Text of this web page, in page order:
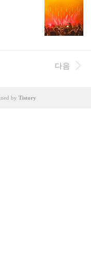
이도 삿
러리(M
다. 비
다음
by Tistory